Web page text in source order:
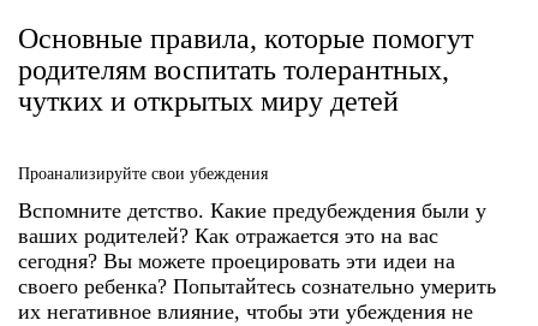
Основные правила, которые помогут
родителям воспитать толерантных,
чутких и открытых миру детей
Проанализируйте свои убеждения
Вспомните детство. Какие предубеждения были у
ваших родителей? Как отражается это на вас
сегодня? Вы можете проецировать эти идеи на
своего ребенка? Попытайтесь сознательно умерить
их негативное влияние, чтобы эти убеждения не